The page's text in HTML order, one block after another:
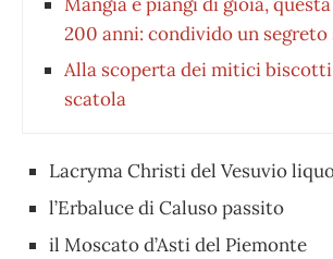
200 anni: condivido un
Alla scoperta dei mitici
scatola
Lacryma Christi del Vesuvio
l’Erbaluce di Caluso passito
il Moscato d’Asti del Piemonte